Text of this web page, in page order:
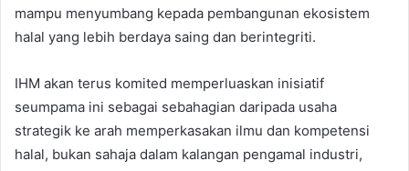
mampu menyumbang kepada pembangunan ekosistem
halal yang lebih berdaya saing dan berintegriti.
IHM akan terus komited memperluaskan inisiatif
seumpama ini sebagai sebahagian daripada usaha
strategik ke arah memperkasakan ilmu dan kompetensi
halal, bukan sahaja dalam kalangan pengamal industri,